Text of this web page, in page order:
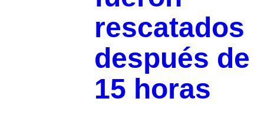
rescatados
después de
15 horas